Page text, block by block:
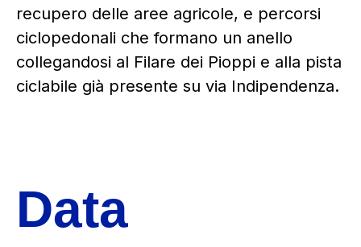
recupero delle aree agricole, e percorsi
ciclopedonali che formano un anello
collegandosi al Filare dei Pioppi e alla pista
ciclabile già presente su via Indipendenza.
Data